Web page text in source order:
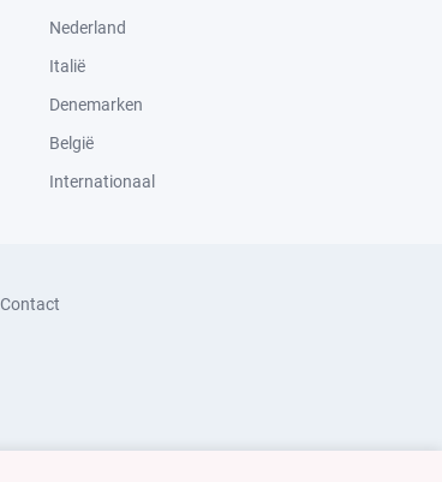
Nederland
Italië
Denemarken
België
Internationaal
Contact